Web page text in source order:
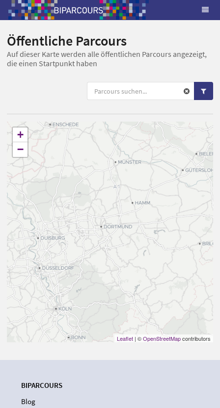
Öffentliche Parcours
Auf dieser Karte werden alle öffentlichen Parcours angezeigt,
die einen Startpunkt haben
+
−
Leaflet | ©OpenStreetMapcontributors
BIPARCOURS
Blog